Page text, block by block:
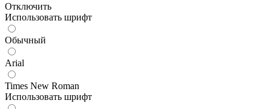
Отключить
Использовать шрифт
Обычный
Arial
Times New Roman
Использовать шрифт